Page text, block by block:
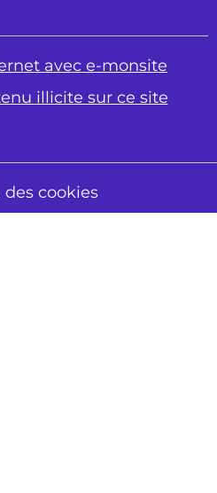
avec e-monsite
illicite sur ce site
des cookies